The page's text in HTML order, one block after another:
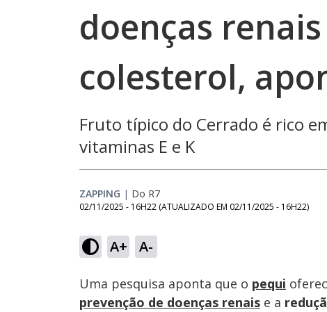
doenças
colesterol,
Fruto típico do Cerrado é rico
vitaminas E e K
ZAPPING | Do R7
02/11/2025 - 16H22 (ATUALIZADO EM 02/11/2025 - 16H22)
A+ A-
Ativar
Som
Uma pesquisa aponta que o pequi
prevenção de doenças renais e a